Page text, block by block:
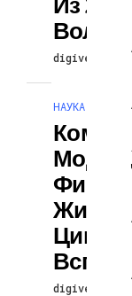
digiversion
НАУКА И
Цикл
digiversion